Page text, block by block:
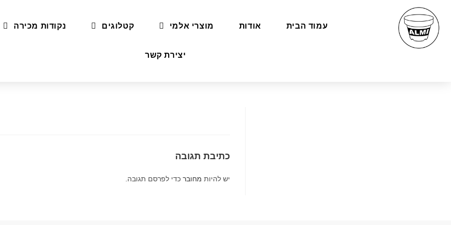
עמוד הבית אודות מוצרי אלמי קטלוגים נקודות מכירה
יצירת קשר
כתיבת תגובה
יש להיות מחובר כדי לפרסם תגובה.